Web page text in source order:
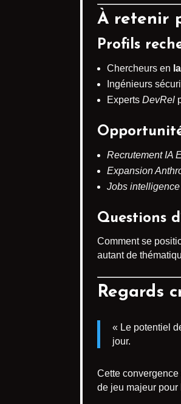
À retenir
Profils
Chercheurs en
Ingénieurs
Experts DevRel
Recrutement IA
Expansion
Jobs
Questions
Comment se
autant de
Regards
« Le potentiel
jour.
Cette
de jeu majeur pour